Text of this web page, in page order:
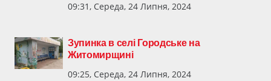
09:31, Середа, 24 Липня, 2024
Зупинка в селі Городське на
Житомирщині
09:25, Середа, 24 Липня, 2024